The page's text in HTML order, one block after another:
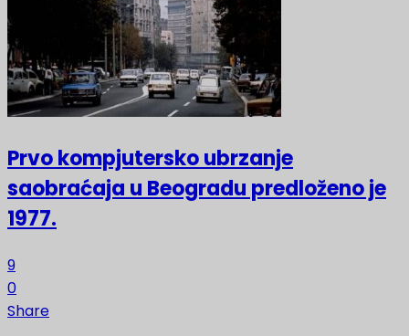
Prvo kompjutersko ubrzanje
saobraćaja u Beogradu predloženo je
1977.
9
0
Share